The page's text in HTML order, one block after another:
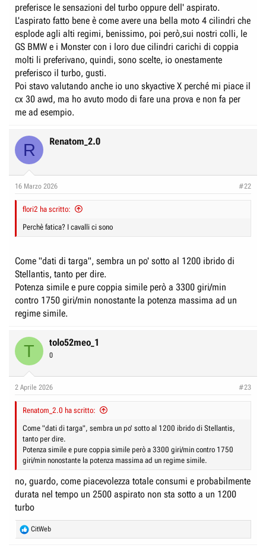
preferisce le sensazioni del turbo oppure dell' aspirato.
L'aspirato fatto bene è come avere una bella moto 4 cilindri che
esplode agli alti regimi, benissimo, poi però,sui nostri colli, le
GS BMW e i Monster con i loro due cilindri carichi di coppia
molti li preferivano, quindi, sono scelte, io onestamente
preferisco il turbo, gusti.
Poi stavo valutando anche io uno skyactive X perché mi piace il
cx 30 awd, ma ho avuto modo di fare una prova e non fa per
me ad esempio.
R Renatom_2.0
16 Marzo 2026 #22
flori2 ha scritto:
Perchè fatica? I cavalli ci sono
Come "dati di targa", sembra un po' sotto al 1200 ibrido di
Stellantis, tanto per dire.
Potenza simile e pure coppia simile però a 3300 giri/min
contro 1750 giri/min nonostante la potenza massima ad un
regime simile.
T tolo52meo_1
0
2 Aprile 2026 #23
Renatom_2.0 ha scritto:
Come "dati di targa", sembra un po' sotto al 1200 ibrido di Stellantis,
tanto per dire.
Potenza simile e pure coppia simile però a 3300 giri/min contro 1750
giri/min nonostante la potenza massima ad un regime simile.
no, guardo, come piacevolezza totale consumi e probabilmente
durata nel tempo un 2500 aspirato non sta sotto a un 1200
turbo
R
e
CitWeb